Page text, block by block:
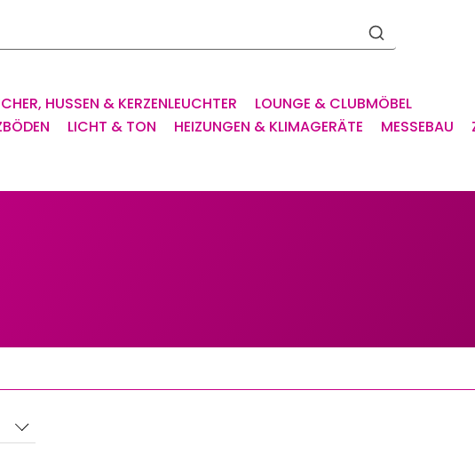
HUSSEN & KERZENLEUCHTER
LOUNGE & CLUBMÖBEL
LICHT & TON HEIZUNGEN & KLIMAGERÄTE MESSEBAU